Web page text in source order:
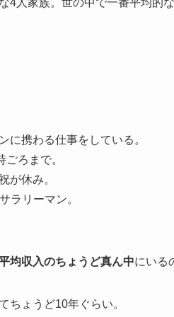
4人家族。世の中で一番平均的な
に携わる仕事をしている。
ろまで。
が休み。
ラリーマン。
均収入のちょうど真ん中にいる
ちょうど10年ぐらい。